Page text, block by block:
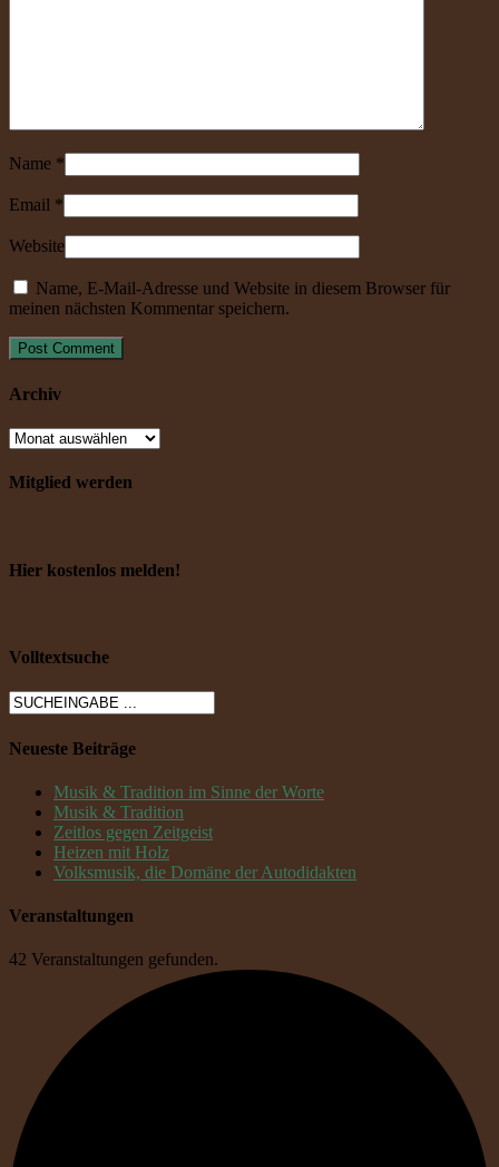
Name *
Email *
Website
Name, E-Mail-Adresse und Website in diesem Browser für
meinen nächsten Kommentar speichern.
Archiv
Mitglied werden
Hier kostenlos melden!
Volltextsuche
Neueste Beiträge
Musik & Tradition im Sinne der Worte
Musik & Tradition
Zeitlos gegen Zeitgeist
Heizen mit Holz
Volksmusik, die Domäne der Autodidakten
Veranstaltungen
42 Veranstaltungen gefunden.